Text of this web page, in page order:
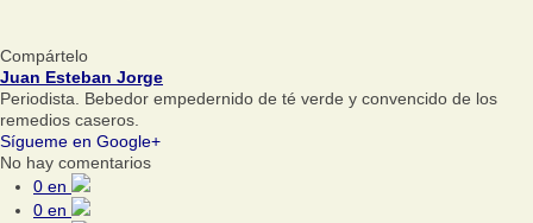
Compártelo
Juan Esteban Jorge
Periodista. Bebedor empedernido de té verde y convencido de los
remedios caseros.
Sígueme en Google+
No hay comentarios
0 en
0 en